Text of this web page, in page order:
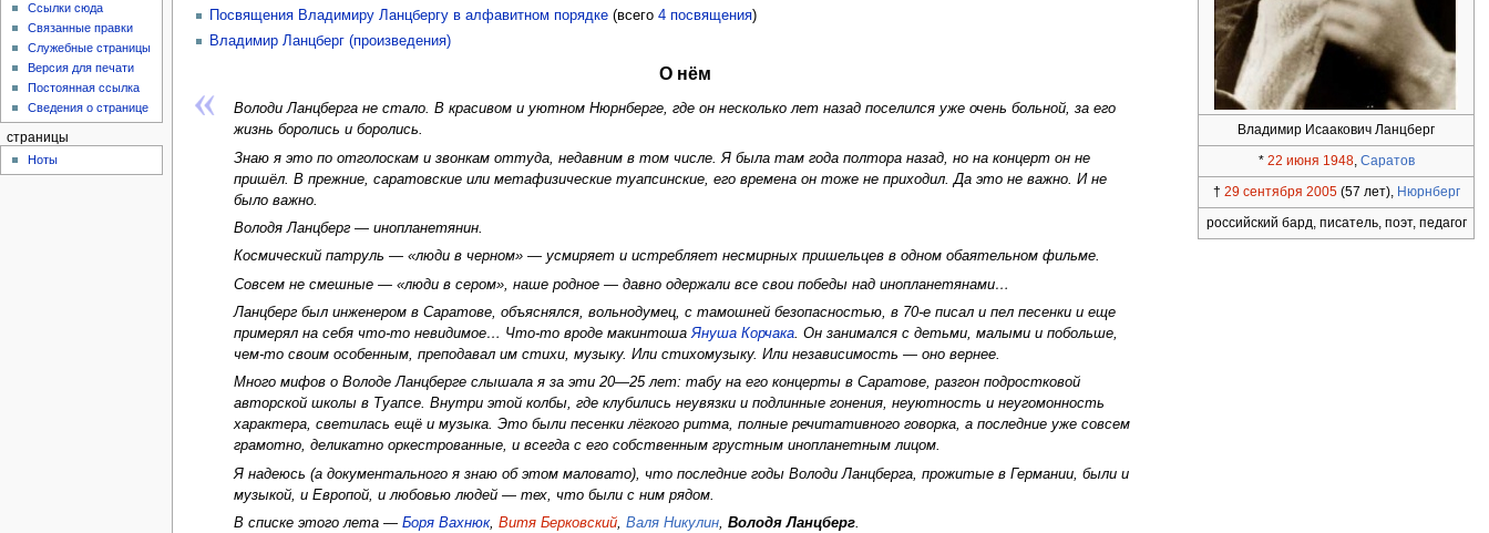
Владимир Исаакович Ланцберг
* 22 июня 1948, Саратов
† 29 сентября 2005(57 лет), Нюрнберг
российский бард, писатель, поэт, педагог
Посвящения Владимиру Ланцбергу в алфавитном порядке(всего 4 посвящения)
Владимир Ланцберг (произведения)
О нём
Володи Ланцберга не стало. В красивом и уютном Нюрнберге, где он несколько лет назад поселился уже очень больной, за его
жизнь боролись и боролись.
Знаю я это по отголоскам и звонкам оттуда, недавним в том числе. Я была там года полтора назад, но на концерт он не
пришёл. В прежние, саратовские или метафизические туапсинские, его времена он тоже не приходил. Да это не важно. И не
было важно.
Володя Ланцберг — инопланетянин.
Космический патруль — «люди в черном» — усмиряет и истребляет несмирных пришельцев в одном обаятельном фильме.
Совсем не смешные — «люди в сером», наше родное — давно одержали все свои победы над инопланетянами…
Ланцберг был инженером в Саратове, объяснялся, вольнодумец, с тамошней безопасностью, в 70-е писал и пел песенки и еще
примерял на себя что-то невидимое… Что-то вроде макинтошаЯнуша Корчака. Он занимался с детьми, малыми и побольше,
чем-то своим особенным, преподавал им стихи, музыку. Или стихомузыку. Или независимость — оно вернее.
Много мифов о Володе Ланцберге слышала я за эти 20—25 лет: табу на его концерты в Саратове, разгон подростковой
авторской школы в Туапсе. Внутри этой колбы, где клубились неувязки и подлинные гонения, неуютность и неугомонность
характера, светилась ещё и музыка. Это были песенки лёгкого ритма, полные речитативного говорка, а последние уже совсем
грамотно, деликатно оркестрованные, и всегда с его собственным грустным инопланетным лицом.
Я надеюсь (а документального я знаю об этом маловато), что последние годы Володи Ланцберга, прожитые в Германии, были и
музыкой, и Европой, и любовью людей — тех, что были с ним рядом.
В списке этого лета — Боря Вахнюк, Витя Берковский, Валя Никулин, Володя Ланцберг.
Ссылки сюда
Связанные правки
Служебные страницы
Версия для печати
Постоянная ссылка
Сведения о странице
страницы
Ноты